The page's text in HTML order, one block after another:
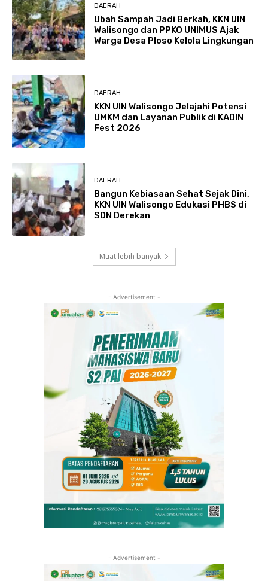
DAERAH
Ubah Sampah Jadi Berkah, KKN UIN
Walisongo dan PPKO UNIMUS Ajak
Warga Desa Ploso Kelola Lingkungan
DAERAH
KKN UIN Walisongo Jelajahi Potensi
UMKM dan Layanan Publik di KADIN
Fest 2026
DAERAH
Bangun Kebiasaan Sehat Sejak Dini,
KKN UIN Walisongo Edukasi PHBS di
SDN Derekan
Muat lebih banyak
- Advertisement -
- Advertisement -